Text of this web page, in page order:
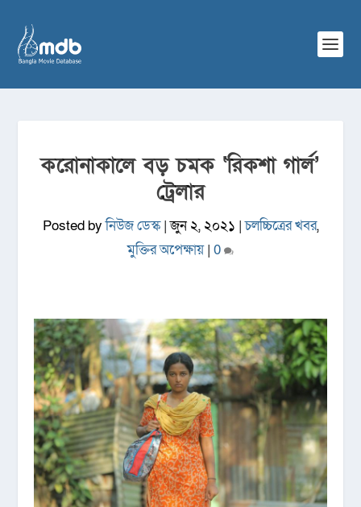
করোনাকালে বড় চমক ‘রিকশা গার্ল’
ট্রেলার
Posted byনিউজ ডেস্ক|জুন ২, ২০২১ |চলচ্চিত্রের খবর,
মুক্তির অপেক্ষায়| 0